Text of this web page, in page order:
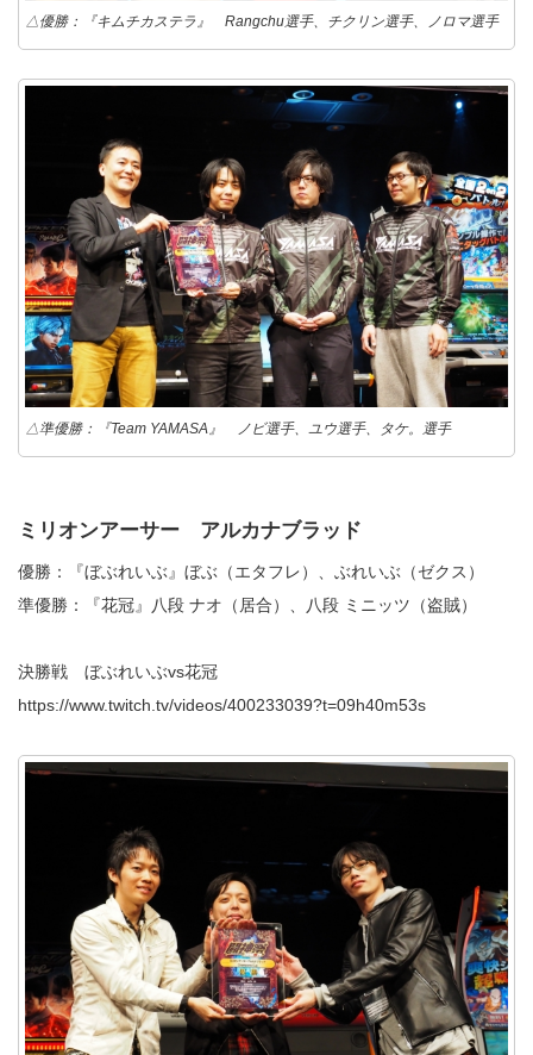
△優勝：『キムチカステラ』 Rangchu選手、チクリン選手、ノロマ選手
△準優勝：『Team YAMASA』 ノビ選手、ユウ選手、タケ。選手
ミリオンアーサー アルカナブラッド
優勝：『ぼぶれいぶ』ぼぶ（エタフレ）、ぶれいぶ（ゼクス）
準優勝：『花冠』八段 ナオ（居合）、八段 ミニッツ（盗賊）
決勝戦 ぼぶれいぶvs花冠
https://www.twitch.tv/videos/400233039?t=09h40m53s